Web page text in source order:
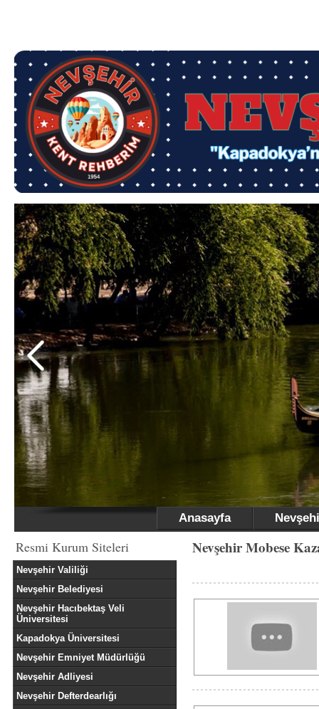
Anasayfa
Resmi Kurum Siteleri
Nevşehir Valiliği
Nevşehir Belediyesi
Nevşehir Hacıbektaş Veli
Üniversitesi
Kapadokya Üniversitesi
Nevşehir Emniyet Müdürlüğü
Nevşehir Adliyesi
Nevşehir Defterdearlığı
Nevşehir Mobese